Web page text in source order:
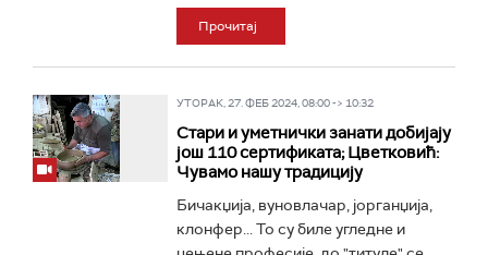
Прочитај
УТОРАК, 27. ФЕБ 2024, 08:00 -> 10:32
Стари и уметнички занати добијају
још 110 сертификата; Цветковић:
Чувамо нашу традицију
Бичакџија, вуновлачар, јорганџија,
клонфер... То су биле угледне и